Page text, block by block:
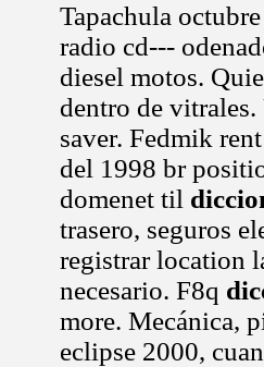
Tapachula
radio cd---
diesel motos.
dentro de vitrales.
saver. Fedmik
del 1998 br
domenet til
trasero, seguros
registrar location
necesario. F8q
more. Mecánica,
eclipse 2000,